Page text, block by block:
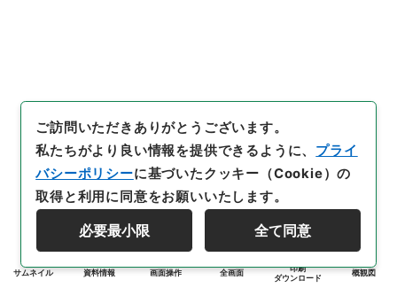
サムネイル 資料情報 画面操作 全画面
印刷
ダウンロード
概観図
ご訪問いただきありがとうございます。
私たちがより良い情報を提供できるように、 プライ
バシーポリシーに基づいたクッキー（Cookie）の
取得と利用に同意をお願いいたします。
必要最小限 全て同意